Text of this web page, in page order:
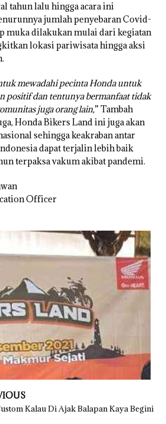
tahun lalu hingga acara ini
jumlah penyebaran Covid-
muka dilakukan mulai dari kegiatan
lokasi pariwisata hingga aksi
mewadahi pecinta Honda untuk
positif dan tentunya bermanfaat tidak
juga orang lain,” Tambah
Honda Bikers Land ini juga akan
sehingga keakraban antar
dapat terjalin lebih baik
terpaksa vakum akibat pandemi.
Officer
Kalau Di Ajak Balapan Kaya Begini